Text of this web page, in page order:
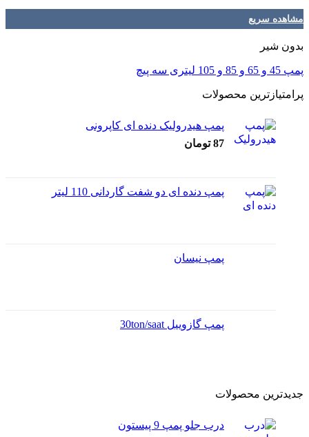
مشاهده سریع
بدون شیر
پمپ 45 و 65 و 85 و 105 لیتری سه پیچ
پرامتیازترین محصولات
پمپ هیدرولیک دنده ای کاپرونی
87 تومان
پمپ دنده ای دو شفت گاردانی 110 لیتر
پمپ نیسان
پمپ گازوییل 30ton/saat
جدیدترین محصولات
درب جلو پمپ 9 پیستون